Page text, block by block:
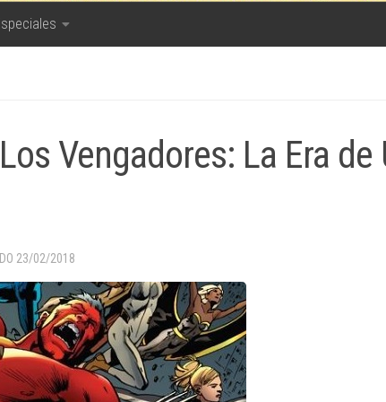
Vengadores: La Era de
23/02/2018